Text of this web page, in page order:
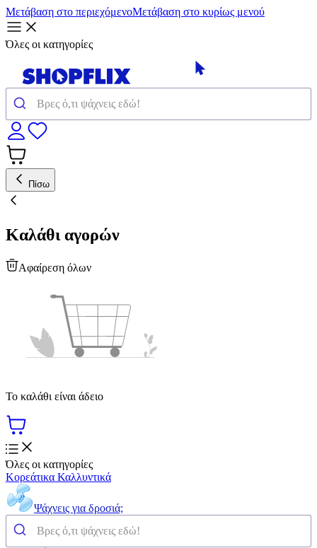
Μετάβαση στο περιεχόμενοΜετάβαση στο κυρίως μενού
Όλες οι κατηγορίες
Πίσω
Καλάθι αγορών
Αφαίρεση όλων
Το καλάθι είναι άδειο
Όλες οι κατηγορίες
Κορεάτικα Καλλυντικά
Ψάχνεις για δροσιά;